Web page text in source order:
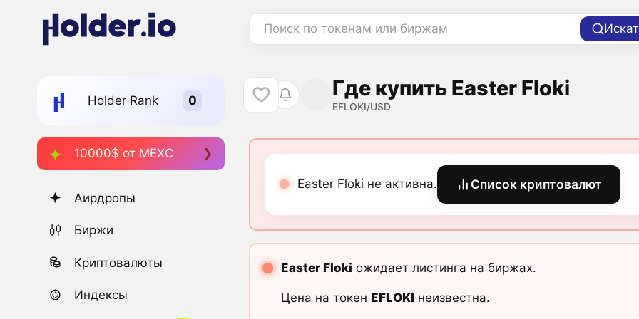
Поиск по токенам или биржам
Holder Rank
10000$ от MEXC
Аирдропы
Биржи
Криптовалюты
Индексы
Где купить Easter Floki
EFLOKI/USD
Easter Floki не активна. Список криптовалют
Easter Floki ожидает листинга на биржах.
Цена на токен EFLOKI неизвестна.